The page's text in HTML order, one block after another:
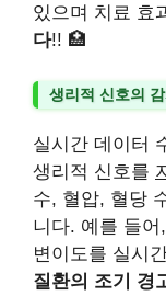
있으며 치료 효
다!! 🏥
생리적 신호의 감
실시간 데이터
생리적 신호를
수, 혈압, 혈당
니다. 예를 들
변이도를 실시
질환의 조기 경